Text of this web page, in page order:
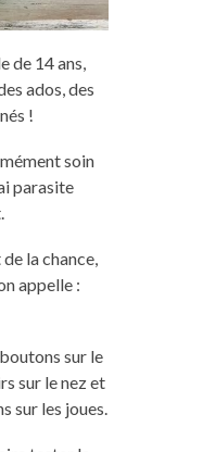
de 14 ans,
ados, des
!
soin
parasite
la chance,
appelle :
sur le
sur le nez et
sur les joues.